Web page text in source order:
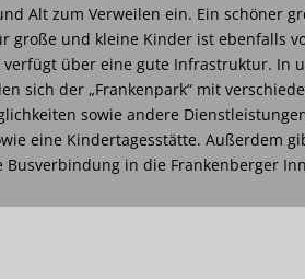
Alt zum Verweilen ein. Ein schöner
große und kleine Kinder ist ebenfalls
verfügt über eine gute Infrastruktur. In
sich der „Frankenpark“ mit
sowie andere
eine Kindertagesstätte. Außerdem
Busverbindung in die Frankenberger